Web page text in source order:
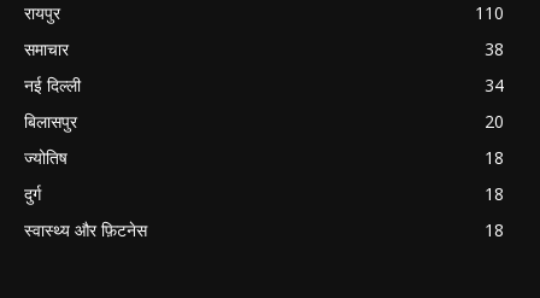
रायपुर
110
समाचार
38
नई दिल्ली
34
बिलासपुर
20
ज्योतिष
18
दुर्ग
18
स्वास्थ्य और फ़िटनेस
18